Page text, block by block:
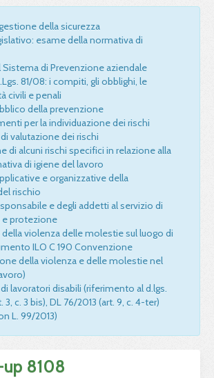
della sicurezza
esame della normativa di
di Prevenzione aziendale
81/08: i compiti, gli obblighi, le
civili e penali
della prevenzione
per la individuazione dei rischi
valutazione dei rischi
di alcuni rischi specifici in relazione alla
di igiene del lavoro
e organizzative della
rischio
e degli addetti al servizio di
protezione
violenza delle molestie sul luogo di
ILO C 190 Convenzione
della violenza e delle molestie nel
lavoratori disabili (riferimento al d.lgs.
3, c. 3 bis), DL 76/2013 (art. 9, c. 4-ter)
L. 99/2013)
up 8108